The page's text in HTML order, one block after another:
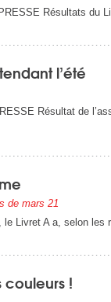
Résultats du
l’été
Résultat de
de mars 21
Livret A a, selon
couleurs !